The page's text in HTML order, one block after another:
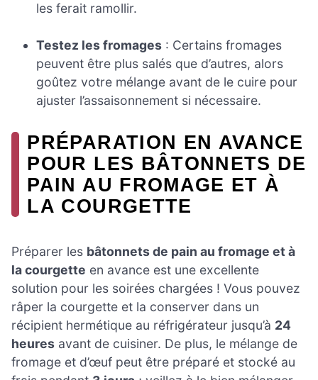
les ferait ramollir.
Testez les fromages : Certains fromages
peuvent être plus salés que d’autres, alors
goûtez votre mélange avant de le cuire pour
ajuster l’assaisonnement si nécessaire.
PRÉPARATION EN AVANCE
POUR LES BÂTONNETS DE
PAIN AU FROMAGE ET À
LA COURGETTE
Préparer les bâtonnets de pain au fromage et à
la courgette en avance est une excellente
solution pour les soirées chargées ! Vous pouvez
râper la courgette et la conserver dans un
récipient hermétique au réfrigérateur jusqu’à 24
heures avant de cuisiner. De plus, le mélange de
fromage et d’œuf peut être préparé et stocké au